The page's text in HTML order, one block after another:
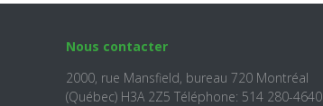
Nous contacter
2000, rue Mansfield, bureau 720 Montréal
(Québec) H3A 2Z5 Téléphone: 514 280-4640